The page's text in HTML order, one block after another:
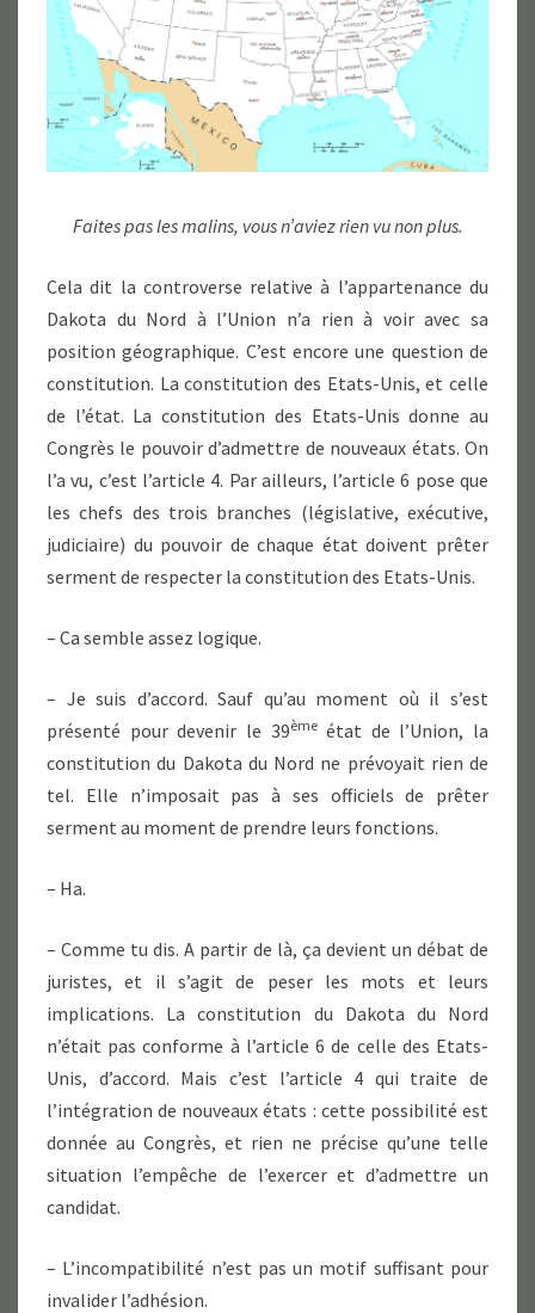
Faites pas les malins, vous n’aviez rien vu non plus.
Cela dit la controverse relative à l’appartenance du
Dakota du Nord à l’Union n’a rien à voir avec sa
position géographique. C’est encore une question de
constitution. La constitution des Etats-Unis, et celle
de l’état. La constitution des Etats-Unis donne au
Congrès le pouvoir d’admettre de nouveaux états. On
l’a vu, c’est l’article 4. Par ailleurs, l’article 6 pose que
les chefs des trois branches (législative, exécutive,
judiciaire) du pouvoir de chaque état doivent prêter
serment de respecter la constitution des Etats-Unis.
– Ca semble assez logique.
– Je suis d’accord. Sauf qu’au moment où il s’est
présenté pour devenir le 39èmeétat de l’Union, la
constitution du Dakota du Nord ne prévoyait rien de
tel. Elle n’imposait pas à ses officiels de prêter
serment au moment de prendre leurs fonctions.
– Ha.
– Comme tu dis. A partir de là, ça devient un débat de
juristes, et il s’agit de peser les mots et leurs
implications. La constitution du Dakota du Nord
n’était pas conforme à l’article 6 de celle des Etats-
Unis, d’accord. Mais c’est l’article 4 qui traite de
l’intégration de nouveaux états : cette possibilité est
donnée au Congrès, et rien ne précise qu’une telle
situation l’empêche de l’exercer et d’admettre un
candidat.
– L’incompatibilité n’est pas un motif suffisant pour
invalider l’adhésion.